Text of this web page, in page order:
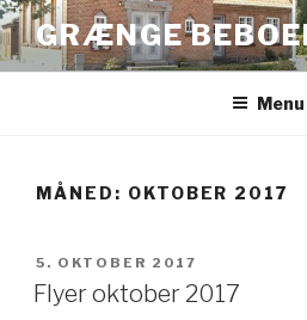
Videre
til
indhold
GRÆNGE
Menu
MÅNED: OKTOBER 2017
UDGIVET
DEN
5. OKTOBER 2017
Flyer oktober 2017